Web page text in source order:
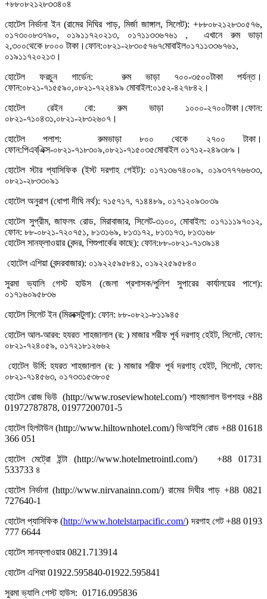
+৮৮০৮২১২৮৩৩৪০৪
হোটেল নির্ভানা ইন (রামের দিঘির পাড়, মির্জা জাঙ্গাল, সিলেট): +৮৮০৮২১২৮৩০৫৭৬,
০১৭৩০০৮৩৭৯০, ০১৯১১৭২০২১৩, ০১৭১১৩৩৬৭৬১ , এখানে রুম ভাড়া
২,৩০০থেকে ৮০০০ টাকা।ফোন:০৮২১-২৮৩০৫৭৬৭মোবাইল০১৭১১৩৩৬৭৬১,
০১৯১১৭২০২১৩।
হোটেল ফরচুন গার্ডেন: রুম ভাড়া ৭০০-৩৫০০টাকা পর্যন্ত।
ফোন:০৮২১-৭১৫৫৯০,০৮২১-৭২২৪৯৯ মোবাইল:০১৫২-৪২৭৮৪২।
হোটেল রেইন বো: রুম ভাড়া ১০০০-২৭০০টাকা।ফোন:
০৮২১-৭১০৪৩১,০৮২১-২৮৩২৬০৭।
হোটেল পলাশ: রুমভাড়া ৮০০ থেকে ২৭০০ টাকা।
ফোন:পিএব্এিক্স-০৮২১-৭১৮৩০৯,০৮২১-৭১৫০৩৫মোবাইল ০১৭১২-২৪৯৩৮৯।
হোটেল স্টার প্যাসিফিক (ইস্ট দরগাহ গেইট): ০১৭১৩৬৭৪০০৯, ০১৯৩৭৭৭৬৬৩৩,
০৮২১-২৮৩৩০৯১
হোটেল অনুরাগ (ধোপা দীঘি নর্থ): ৭১৫৭১৭, ৭১৪৪৮৯, ০১৭১২০৯৩০৩৯
হোটেল সুপ্রীম, জাফলং রোড, মিরাবাজার, সিলেট-৩১০০, মোবাইল: ০১৭১১১৯৭০১২,
ফোন: ৮৮-০৮২১-৭২০৭৫১, ৮১৩১৬৯, ৮১৩১৭২, ৮১৩১৭৩, ৮১৩১৬৮
হোটেল সানফ্লাওয়ার (বন্দর, শিশুপার্কের কাছে): ফোন:৮৮-০৮২১-৭১৩৯১৪
হোটেল এশিয়া (বন্দরবাজার): ০১৯২২৫৯৫৮৪১, ০১৯২২৫৯৫৮৪০
সুরমা ভ্যালি গেস্ট হাউস (জেলা প্রশাসক/পুলিশ সুপারের কার্যালয়ের পাশে):
০১৭১৬০৯৫৮৩৬
হোটেল সিলেট ইন (মিরবক্সটুলা): ফোন: ৮৮-০৮২১-৮১১৯৪৫
হোটেল আল-আরব: হযরত শাহজালাল (র: ) মাজার শরীফ পূর্ব দরগাহ্ হেইট, সিলেট, ফোন:
০৮২১-৭২৪০৫৯, ০১৭২১৮১২৬৬২
হোটেল উর্মি: হযরত শাহজালাল (র: ) মাজার শরীফ পূর্ব দরগাহ্ হেইট, সিলেট, ফোন:
০৮২১-৭১৪৫৬৩, ০১৭৩৩১৫৩৮০৫
হোটেল রোজ ভিউ (http://www.roseviewhotel.com/) শাহজালাল উপশহর +88
01972787878, 01977200701-5
হোটেল হিলটাউন (http://www.hiltownhotel.com/) ভিআইপি রোড +88 01618
366 051
হোটেল মেট্রো ইন্টা (http://www.hotelmetrointl.com/) +88 01731
533733 ৪
হোটেল নির্ভানা (http://www.nirvanainn.com/) রামের দিঘীর পাড় +88 0821
727640-1
হোটেল প্যাসিফিক (http://www.hotelstarpacific.com/) দরগাহ গেট +88 0193
777 6644
হোটেল সানফ্লাওয়ার 0821.713914
হোটেল এশিয়া 01922.595840-01922.595841
সুরমা ভ্যালি গেস্ট হাউস: 01716.095836